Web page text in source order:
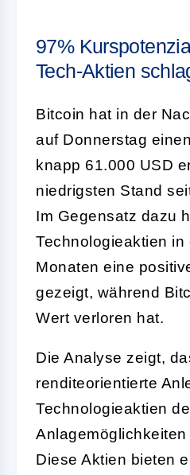
97%
Tech-Aktien
Bitcoin hat in der
auf Donnerstag
knapp 61.000 USD
niedrigsten Stand
Im Gegensatz dazu
Technologieaktien
Monaten eine
gezeigt, während
Wert verloren hat.
Die Analyse zeigt,
renditeorientierte
Technologieaktien
Diese Aktien bieten